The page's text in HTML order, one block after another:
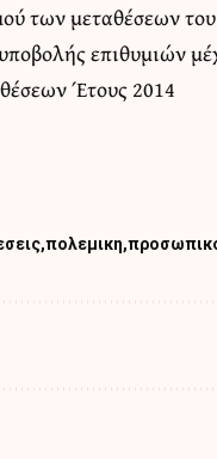
των μεταθέσεων
επιθυμιών
Έτους 2014
πολεμικη